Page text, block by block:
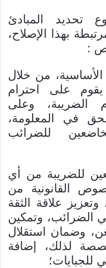
تحديد المبادئ
بهذا الإصلاح،
:
من خلال
على احترام
الضريبة، وعلى
في المعلومة،
للضرائب
للضريبة من أي
القانونية من
علاقة الثقة
الضرائب، وتمكين
وضمان استقلال
لذلك، إضافة